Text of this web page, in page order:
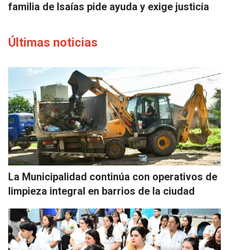
familia de Isaías pide ayuda y exige justicia
Últimas noticias
La Municipalidad continúa con operativos de
limpieza integral en barrios de la ciudad